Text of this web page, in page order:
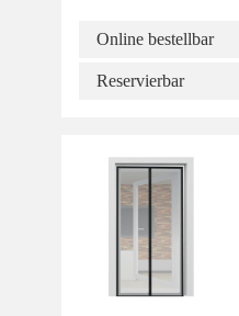
Online bestellbar
Reservierbar